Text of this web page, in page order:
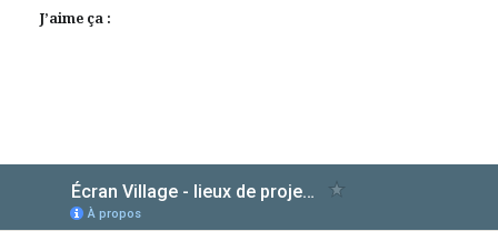
J’aime ça :
AlloCiné